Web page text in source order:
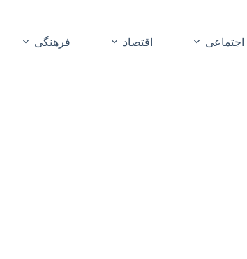
اجتماعی اقتصاد فرهنگی